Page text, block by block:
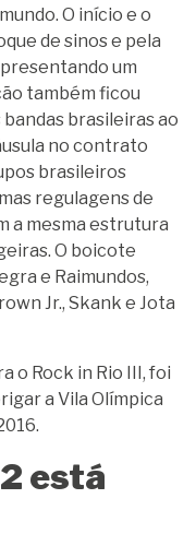
O início e o
de sinos e pela
um
também ficou
brasileiras ao
no contrato
brasileiros
regulagens de
a mesma estrutura
O boicote
e Raimundos,
Jr., Skank e Jota
o Rock in Rio III, foi
a Vila Olímpica
está